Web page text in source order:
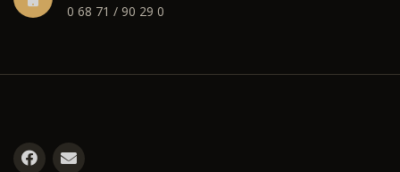
0 68 71 / 90 29 0